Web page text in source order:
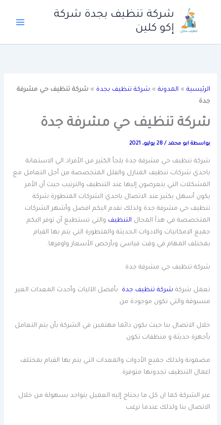
المحتوى
شركة تنظيف بجدة شركة
إكو كلين
الرئيسية » المدونة » شركة تنظيف بجدة »شركة تنظيف حي مشرفة
جدة
شركة تنظيف حي مشرفة جدة
بواسطة ابو محمد/28 يوليو، 2021
شركة تنظيف حي مشرفة جدة يلجأ الكثير من الأفراد الي الاستعانة
باحدي شركات تنظيف المنازل والفلل المتخصصة من أجل التعامل مع
المشكلات التي يتعرضون إليها عند التنظيف والترتيب حيث أن الأمر
يكون أسهل بكثير عند الاتصال باحدي الشركات المتطورة شركة
تنظيف حي مشرفة جدة ولذلك نقدم اليكم افضل وأشهر الشركات
المتخصصة في هذآ المجال التنظيف والتي تستطيع أن توفر اليكم
جميع الامكانيات والادوات الحديثة والمتطورة التي يتم بها القيام
بمختلف المهام في وقت قياسي وبأرخص الأسعار واوفرها.
شركة تنظيف حي مشرفة جدة
تعمل شركة شركة تنظيف جدة
بأفضل الآليات وأحدث المعدات الغير
مسبوقة والتي تكون موجودة من
خلال الاتصال بنا حيث نكون دائما مهتمين في الشركة بأن يتم التعامل
بأجهزة حديثة و منظفات تكون
مضمونة ولذلك جميع الأدوات والمعدات التي يتم بها القيام بمختلف
اعمال التنظيف تجدونها متوفرة
عبر الشركة كما ان كل ما يحتاج إليه العميل يتواجد بسهولة من خلال
الاتصال بنا ولذلك عندما ترغب